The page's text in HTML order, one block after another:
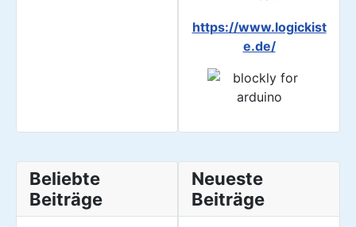
https://www.logickist
e.de/
Beliebte
Beiträge
Neueste
Beiträge